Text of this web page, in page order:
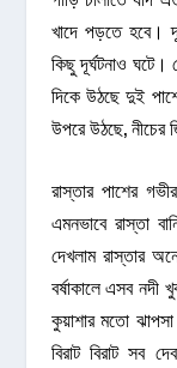
খাদে পড়তে হবে।
কিছু দূর্ঘটনাও ঘটে।
দিকে উঠছে দুই
উপরে উঠছে, নীচের
রাস্তার পাশের
এমনভাবে রাস্তা
দেখলাম রাস্তার
বর্ষাকালে এসব
কুয়াশার মতো
বিরাট বিরাট সব